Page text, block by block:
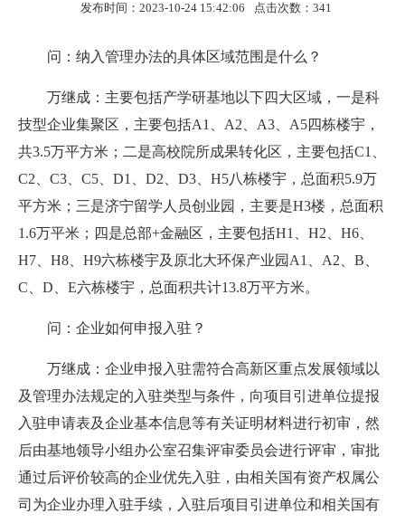
发布时间：2023-10-24 15:42:06 点击次数： 341
问：纳入管理办法的具体区域范围是什么？
万继成：主要包括产学研基地以下四大区域，一是科
技型企业集聚区，主要包括A1、A2、A3、A5四栋楼宇，
共3.5万平方米；二是高校院所成果转化区，主要包括C1、
C2、C3、C5、D1、D2、D3、H5八栋楼宇，总面积5.9万
平方米；三是济宁留学人员创业园，主要是H3楼，总面积
1.6万平米；四是总部+金融区，主要包括H1、H2、H6、
H7、H8、H9六栋楼宇及原北大环保产业园A1、A2、B、
C、D、E六栋楼宇，总面积共计13.8万平方米。
问：企业如何申报入驻？
万继成：企业申报入驻需符合高新区重点发展领域以
及管理办法规定的入驻类型与条件，向项目引进单位提报
入驻申请表及企业基本信息等有关证明材料进行初审，然
后由基地领导小组办公室召集评审委员会进行评审，审批
通过后评价较高的企业优先入驻，由相关国有资产权属公
司为企业办理入驻手续，入驻后项目引进单位和相关国有